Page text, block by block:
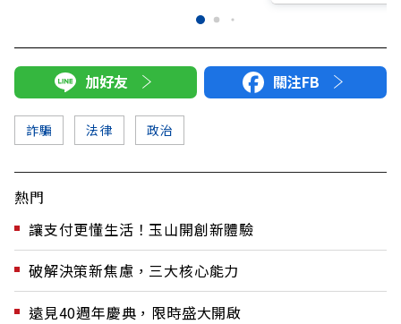
加好友 關注FB
詐騙 法律 政治
熱門
讓支付更懂生活！玉山開創新體驗
破解決策新焦慮，三大核心能力
遠見40週年慶典，限時盛大開啟